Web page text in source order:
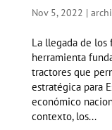
Nov 5, 2022 |
La llegada de los
herramienta
tractores que
estratégica para
económico
contexto, los...